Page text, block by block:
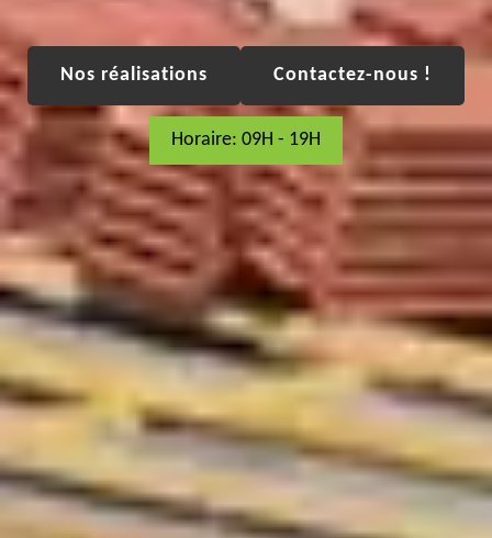
Nos réalisations Contactez-nous !
Horaire: 09H - 19H